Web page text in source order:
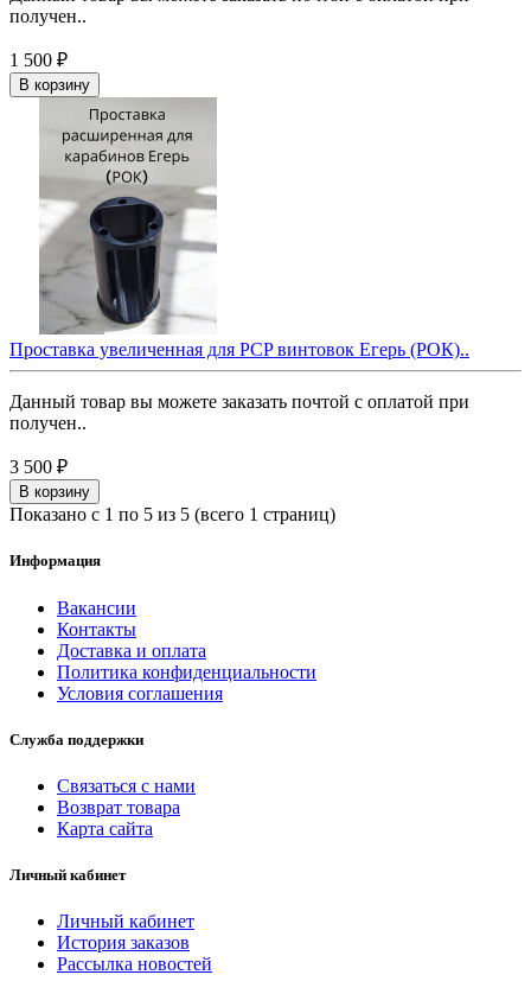
получен..
1 500 ₽
В корзину
Проставка увеличенная для PCP винтовок Егерь (РОК)..
Данный товар вы можете заказать почтой с оплатой при
получен..
3 500 ₽
В корзину
Показано с 1 по 5 из 5 (всего 1 страниц)
Информация
Вакансии
Контакты
Доставка и оплата
Политика конфиденциальности
Условия соглашения
Служба поддержки
Связаться с нами
Возврат товара
Карта сайта
Личный кабинет
Личный кабинет
История заказов
Рассылка новостей